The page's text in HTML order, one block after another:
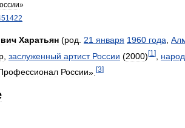
»
Харатьян (род 21 января 1960 года
заслуженный артист России (2000)[1 ]
России». [3]